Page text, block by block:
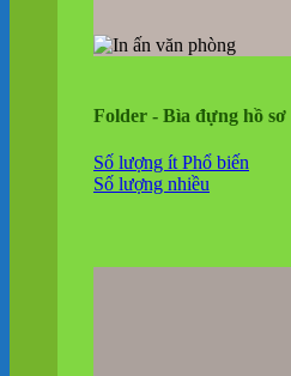
Folder - Bìa đựng hồ sơ
Số lượng ít
Số lượng nhiều